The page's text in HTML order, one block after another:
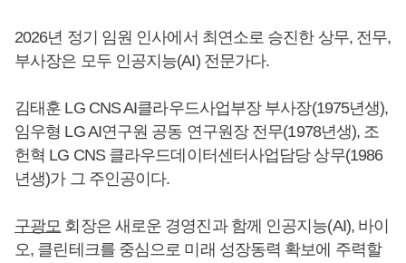
2026년 정기 임원 인사에서 최연소로 승진한 상무, 전무,
부사장은 모두 인공지능(AI) 전문가다.
김태훈 LG CNS AI클라우드사업부장 부사장(1975년생),
임우형 LG AI연구원 공동 연구원장 전무(1978년생), 조
헌혁 LG CNS 클라우드데이터센터사업담당 상무(1986
년생)가 그 주인공이다.
구광모 회장은 새로운 경영진과 함께 인공지능(AI), 바이
오, 클린테크를 중심으로 미래 성장동력 확보에 주력할